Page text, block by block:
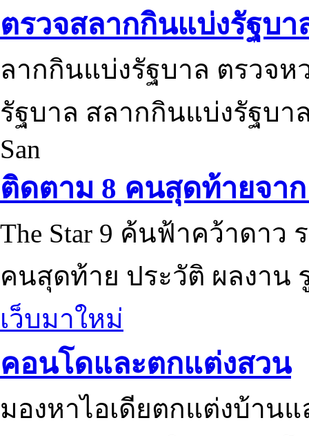
ตรวจสลากกินแบ่งรัฐบา
ลากกินแบ่งรัฐบาล ตรวจ
รัฐบาล สลากกินแบ่งรัฐบา
San
ติดตาม 8 คนสุดท้ายจาก
The Star 9 ค้นฟ้าคว้าดาว
คนสุดท้าย ประวัติ ผลงาน
เว็บมาใหม่
คอนโดและตกแต่งสวน
มองหาไอเดียตกแต่งบ้าน